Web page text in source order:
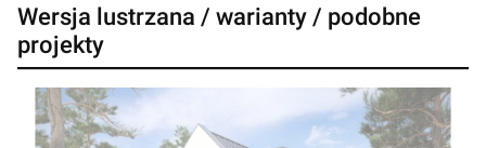
Wersja lustrzana / warianty / podobne
projekty